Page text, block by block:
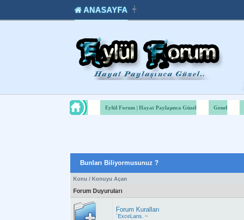
satın
takipçi
ANASAYFA ┽
Eylül Forum | Hayat Paylaşınca Güzel Genel
Bunları Biliyormusunuz ?
Konu / Konuyu Açan
Forum Duyuruları
Forum Kuralları
`ExceLans. ~